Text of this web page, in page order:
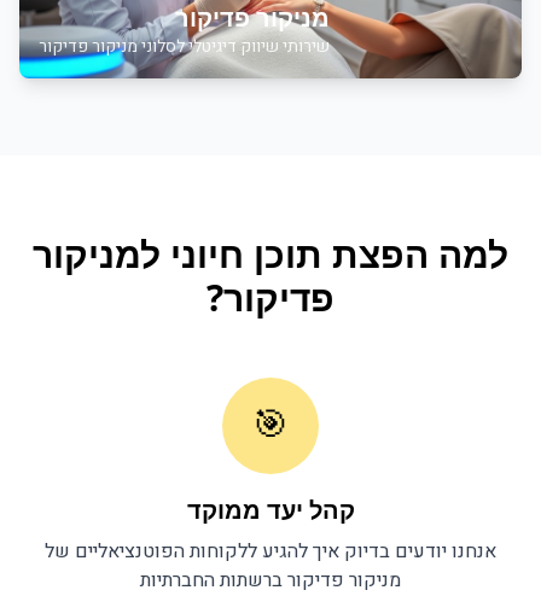
מניקור פדיקור
שירותי שיווק דיגיטלי לסלוני מניקור פדיקור
למה הפצת תוכן חיוני למניקור
פדיקור?
🎯
קהל יעד ממוקד
אנחנו יודעים בדיוק איך להגיע ללקוחות הפוטנציאליים של
מניקור פדיקורברשתות החברתיות